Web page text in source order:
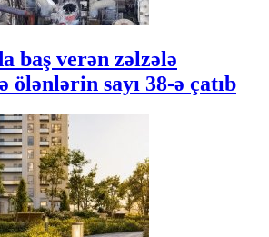
baş verən zəlzələ
ölənlərin sayı 38-ə çatıb